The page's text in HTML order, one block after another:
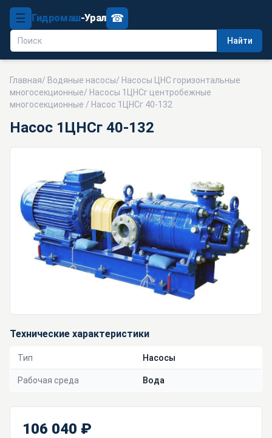
☰ Гидромаш-Урал
Найти
☎
Главная/ Водяные насосы/ Насосы ЦНС горизонтальные
многосекционные/ Насосы 1ЦНСг центробежные
многосекционные / Насос 1ЦНСг 40-132
Насос 1ЦНСг 40-132
Технические характеристики
Тип Насосы
Рабочая среда Вода
106 040 ₽